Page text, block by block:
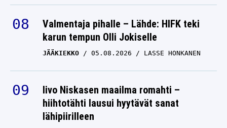
Valmentaja pihalle – Lähde: HIFK teki
karun tempun Olli Jokiselle
JÄÄKIEKKO 05.08.2026 LASSE HONKANEN
Iivo Niskasen maailma romahti –
hiihtotähti lausui hyytävät sanat
lähipiirilleen